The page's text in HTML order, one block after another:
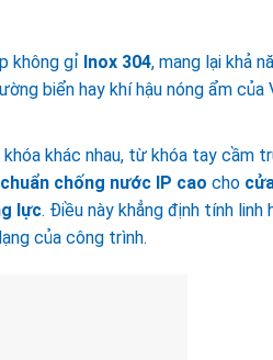
không gỉ Inox 304, mang lại khả
biển hay khí hậu nóng ẩm của
khác nhau, từ khóa tay cầm
chuẩn chống nước IP cao cho
lực. Điều này khẳng định tính linh
của công trình.